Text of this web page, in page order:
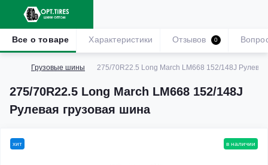
Грузовые шины 275/70R22.5 Long March LM668 152/148J
275/70R22.5 Long March LM668 152/148J
Рулевая грузовая шина
Все о товаре Характеристики Отзывов 0
хит в наличии